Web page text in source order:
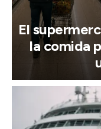
El
la comida